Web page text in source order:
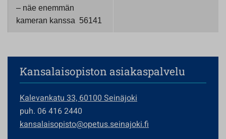
– näe enemmän
kameran kanssa 56141
Kansalaisopiston asiakaspalvelu
Kalevankatu 33, 60100 Seinäjoki
puh. 06 416 2440
kansalaisopisto@opetus.seinajoki.fi